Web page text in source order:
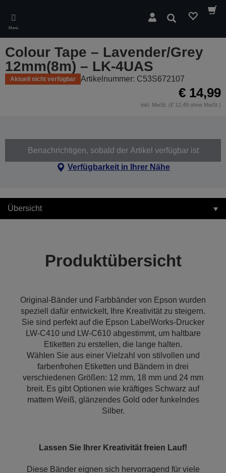
main
content
Menü
Suchen
Colour Tape – Lavender/Grey
12mm(8m) – LK-4UAS
Aktuell nicht verfügbar Artikelnummer: C53S672107
€ 14,99
inkl. MwSt. (€ 12,49 ohne MwSt.)
Benachrichtigen, sobald der Artikel verfügbar ist
Verfügbarkeit in Ihrer Nähe
Übersicht
Produktübersicht
Original-Bänder und Farbbänder von Epson wurden
speziell dafür entwickelt, Ihre Kreativität zu steigern.
Sie sind perfekt auf die Epson LabelWorks-Drucker
LW-C410 und LW-C610 abgestimmt, um haltbare
Etiketten zu erstellen, die lange halten.
Wählen Sie aus einer Vielzahl von stilvollen und
farbenfrohen Etiketten und Bändern in drei
verschiedenen Größen: 12 mm, 18 mm und 24 mm
breit. Es gibt Optionen wie kräftiges Schwarz auf
mattem Weiß, glänzendes Gold oder funkelndes
Silber.
Lassen Sie Ihrer Kreativität freien Lauf!
Diese Bänder eignen sich hervorragend für viele